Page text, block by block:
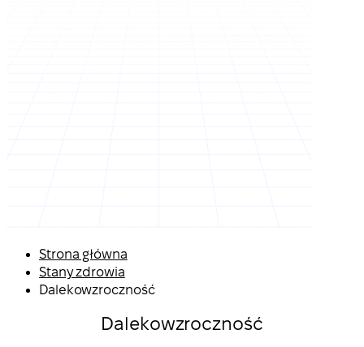
Strona główna
Stany zdrowia
Dalekowzroczność
Dalekowzroczność